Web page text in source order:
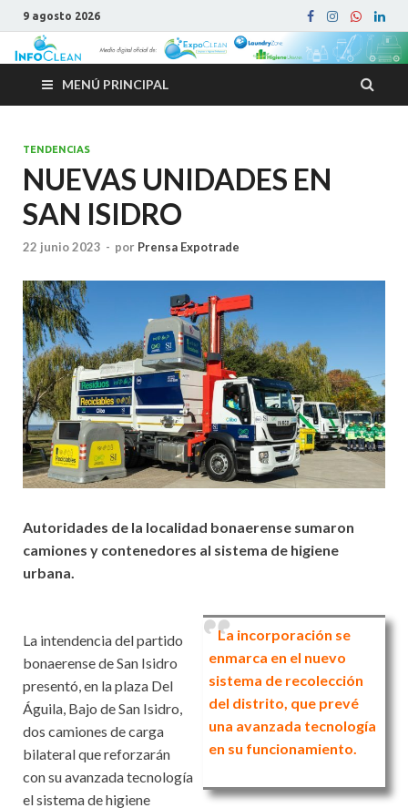
9 agosto 2026
MENÚ PRINCIPAL
TENDENCIAS
NUEVAS UNIDADES EN
SAN ISIDRO
22 junio 2023 - por Prensa Expotrade
Autoridades de la localidad bonaerense sumaron
camiones y contenedores al sistema de higiene
urbana.
La incorporación se
enmarca en el nuevo
sistema de recolección
del distrito, que prevé
una avanzada tecnología
en su funcionamiento.
La intendencia del partido
bonaerense de San Isidro
presentó, en la plaza Del
Águila, Bajo de San Isidro,
dos camiones de carga
bilateral que reforzarán
con su avanzada tecnología
el sistema de higiene